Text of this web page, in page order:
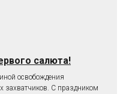
салюта!
освобождения
захватчиков. С праздником